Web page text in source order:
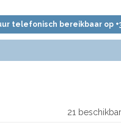
telefonisch bereikbaar op
21